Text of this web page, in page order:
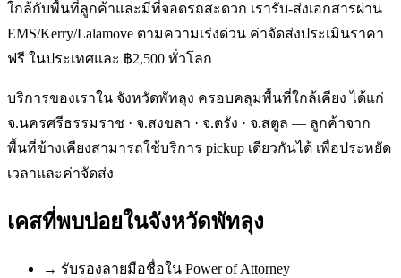
ใกล้กับพื้นที่ลูกค้าและมีที่จอดรถสะดวก เรารับ-ส่งเอกสารผ่าน
EMS/Kerry/Lalamove ตามความเร่งด่วน ค่าจัดส่งประเมินราคา
ฟรี ในประเทศและ ฿2,500 ทั่วโลก
บริการของเราใน จังหวัดพัทลุง ครอบคลุมพื้นที่ใกล้เคียง ได้แก่
จ.นครศรีธรรมราช · จ.สงขลา · จ.ตรัง · จ.สตูล — ลูกค้าจาก
พื้นที่ข้างเคียงสามารถใช้บริการ pickup เดียวกันได้ เพื่อประหยัด
เวลาและค่าจัดส่ง
เคสที่พบบ่อยในจังหวัดพัทลุง
→ รับรองลายมือชื่อใน Power of Attorney